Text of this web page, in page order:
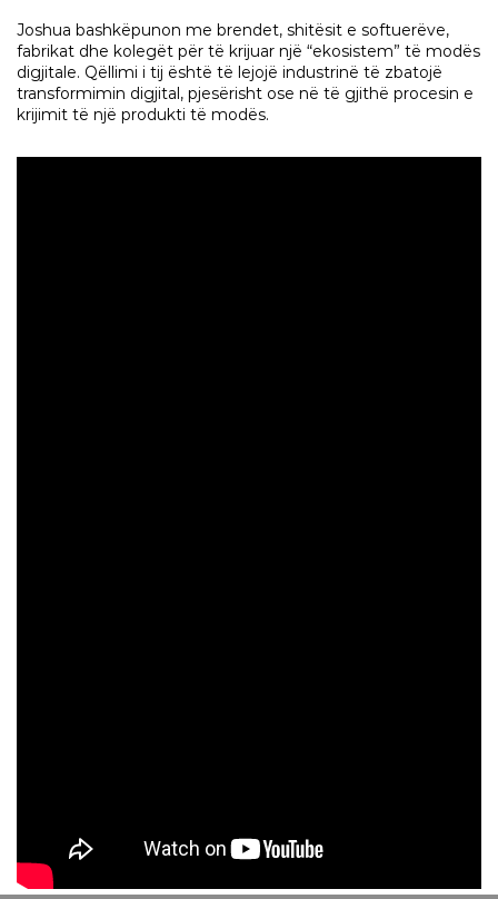
Joshua bashkëpunon me brendet, shitësit e softuerëve,
fabrikat dhe kolegët për të krijuar një “ekosistem” të modës
digjitale. Qëllimi i tij është të lejojë industrinë të zbatojë
transformimin digjital, pjesërisht ose në të gjithë procesin e
krijimit të një produkti të modës.